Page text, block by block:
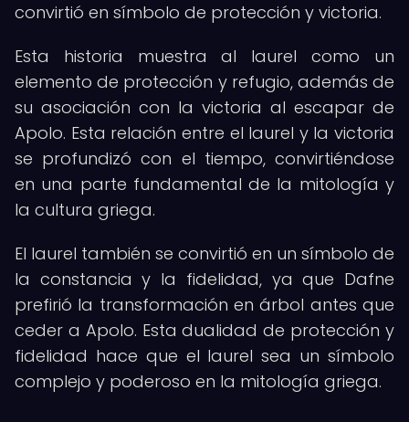
convirtió en símbolo de protección y victoria.
Esta historia muestra al laurel como un
elemento de protección y refugio, además de
su asociación con la victoria al escapar de
Apolo. Esta relación entre el laurel y la victoria
se profundizó con el tiempo, convirtiéndose
en una parte fundamental de la mitología y
la cultura griega.
El laurel también se convirtió en un símbolo de
la constancia y la fidelidad, ya que Dafne
prefirió la transformación en árbol antes que
ceder a Apolo. Esta dualidad de protección y
fidelidad hace que el laurel sea un símbolo
complejo y poderoso en la mitología griega.